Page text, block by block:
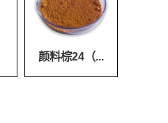
颜料棕24（...